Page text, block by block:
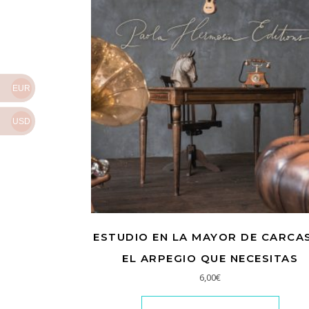
ESTUDIO EN LA MAYOR DE
EL ARPEGIO QUE NECESITAS
6,00€
EUR
USD